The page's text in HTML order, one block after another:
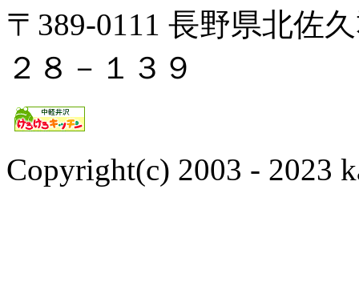
〒389-0111 長野県北佐
２８－１３９
Copyright(c) 2003 - 2023